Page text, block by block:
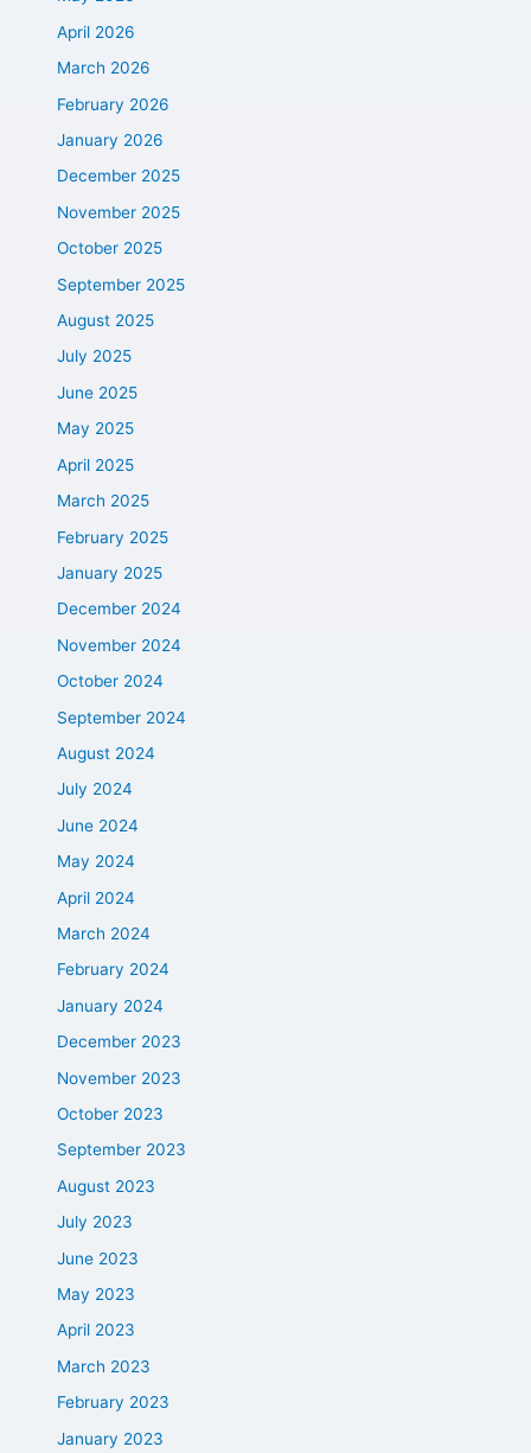
April 2026
March 2026
February 2026
January 2026
December 2025
November 2025
October 2025
September 2025
August 2025
July 2025
June 2025
May 2025
April 2025
March 2025
February 2025
January 2025
December 2024
November 2024
October 2024
September 2024
August 2024
July 2024
June 2024
May 2024
April 2024
March 2024
February 2024
January 2024
December 2023
November 2023
October 2023
September 2023
August 2023
July 2023
June 2023
May 2023
April 2023
March 2023
February 2023
January 2023